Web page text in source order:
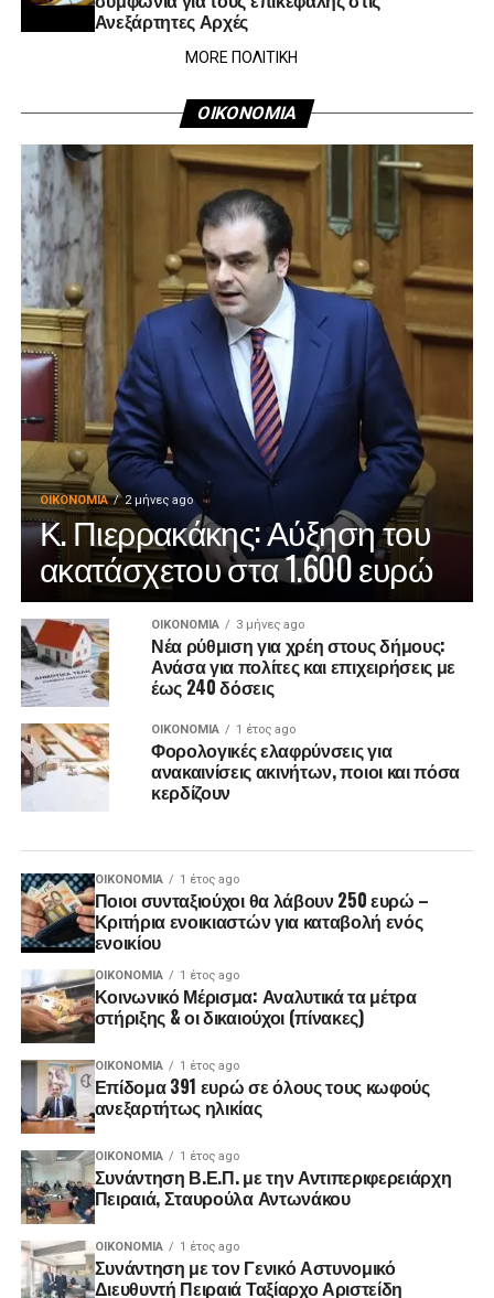
Ανεξάρτητες Αρχές
MORE ΠΟΛΙΤΙΚΗ
ΟΙΚΟΝΟΜΙΑ
ΟΙΚΟΝΟΜΊΑ 2 μήνες ago
Κ. Πιερρακάκης: Αύξηση του
ακατάσχετου στα 1.600 ευρώ
ΟΙΚΟΝΟΜΊΑ 3 μήνες ago
Νέα ρύθμιση για χρέη στους δήμους:
Ανάσα για πολίτες και επιχειρήσεις με
έως 240 δόσεις
ΟΙΚΟΝΟΜΊΑ 1 έτος ago
Φορολογικές ελαφρύνσεις για
ανακαινίσεις ακινήτων, ποιοι και πόσα
κερδίζουν
ΟΙΚΟΝΟΜΊΑ 1 έτος ago
Ποιοι συνταξιούχοι θα λάβουν 250 ευρώ –
Κριτήρια ενοικιαστών για καταβολή ενός
ενοικίου
ΟΙΚΟΝΟΜΊΑ 1 έτος ago
Κοινωνικό Μέρισμα: Αναλυτικά τα μέτρα
στήριξης & οι δικαιούχοι (πίνακες)
ΟΙΚΟΝΟΜΊΑ 1 έτος ago
Επίδομα 391 ευρώ σε όλους τους κωφούς
ανεξαρτήτως ηλικίας
ΟΙΚΟΝΟΜΊΑ 1 έτος ago
Συνάντηση Β.Ε.Π. με την Αντιπεριφερειάρχη
Πειραιά, Σταυρούλα Αντωνάκου
ΟΙΚΟΝΟΜΊΑ 1 έτος ago
Συνάντηση με τον Γενικό Αστυνομικό
Διευθυντή Πειραιά Ταξίαρχο Αριστείδη